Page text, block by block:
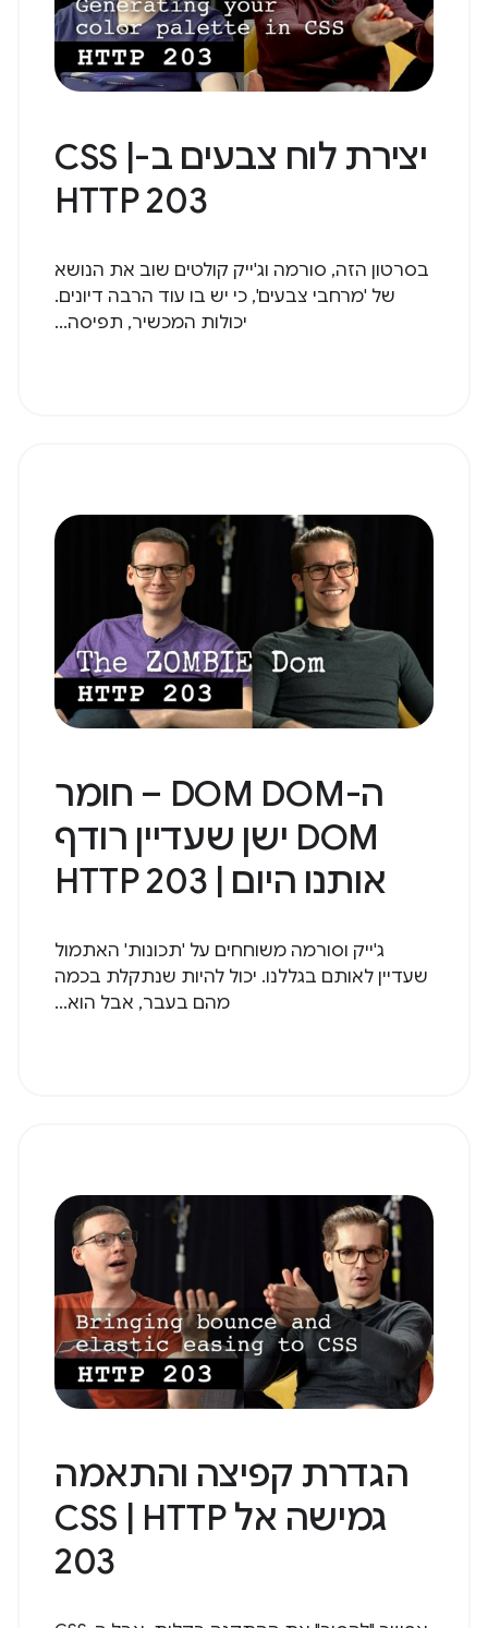
יצירת לוח צבעים ב-CSS |
HTTP 203
בסרטון הזה, סורמה וג'ייק קולטים שוב את הנושא
של 'מרחבי צבעים', כי יש בו עוד הרבה דיונים.
יכולות המכשיר, תפיסה...
ה-DOM DOM – חומר
DOM ישן שעדיין רודף
אותנו היום | HTTP 203
ג'ייק וסורמה משוחחים על 'תכונות' האתמול
שעדיין לאותם בגללנו. יכול להיות שנתקלת בכמה
מהם בעבר, אבל הוא...
הגדרת קפיצה והתאמה
גמישה אל CSS | HTTP
203